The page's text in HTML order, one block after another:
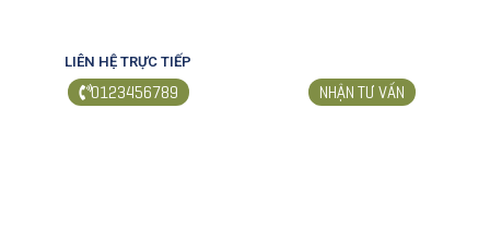
LIÊN HỆ TRỰC TIẾP
0123456789 NHẬN TƯ VẤN